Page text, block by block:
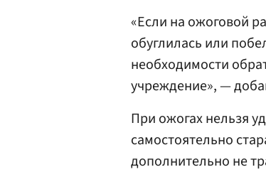
«Если на ожоговой
обуглилась или
необходимости
учреждение», —
При ожогах нельзя
самостоятельно
дополнительно не